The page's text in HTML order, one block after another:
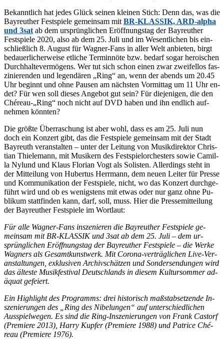
Be­kannt­lich hat je­des Glück sei­nen klei­nen Stich: Denn das, was die
Bay­reu­ther Fest­spie­le ge­mein­sam mit BR-KLAS­SIK, ARD-al­pha
und 3sat ab dem ur­sprüng­li­chen Er­öff­nungs­tag der Bay­reu­ther
Fest­spie­le 2020, also ab dem 25. Juli und im We­sent­li­chen bis ein­
schließ­lich 8. Au­gust für Wag­ner-Fans in al­ler Welt an­bie­ten, birgt
be­dau­er­li­cher­wei­se et­li­che Ter­min­nö­te bzw. be­darf so­gar he­roi­schen
Durch­hal­te­ver­mö­gens. Wer tut sich schon ei­nen zwar zwei­fel­los fas­
zi­nie­ren­den und le­gen­dä­ren „Ring“ an, wenn der abends um 20.45
Uhr be­ginnt und ohne Pau­sen am nächs­ten Vor­mit­tag um 11 Uhr en­
det? Für wen soll die­ses An­ge­bot gut sein? Für die­je­ni­gen, die den
Chéreau-„Ring“ noch nicht auf DVD ha­ben und ihn end­lich auf­
neh­men könnten?
Die größ­te Über­ra­schung ist aber wohl, dass es am 25. Juli nun
doch ein Kon­zert gibt, das die Fest­spie­le ge­mein­sam mit der Stadt
Bay­reuth ver­an­stal­ten – un­ter der Lei­tung von Mu­sik­di­rek­tor Chris­
ti­an Thie­le­mann, mit Mu­si­kern des Fest­spiel­or­ches­ters so­wie Ca­mil­
la Ny­lund und Klaus Flo­ri­an Vogt als So­lis­ten. Al­ler­dings steht in
der Mit­tei­lung von Hu­ber­tus Herr­mann, dem neu­en Lei­ter für Pres­se
und Kom­mu­ni­ka­ti­on der Fest­spie­le, nicht, wo das Kon­zert durch­ge­
führt wird und ob es we­nigs­tens mit et­was oder nur ganz ohne Pu­
bli­kum statt­fin­den kann, darf, soll, muss. Hier die Pres­se­mit­tei­lung
der Bay­reu­ther Fest­spie­le im Wortlaut:
Für alle Wag­ner-Fans in­sze­nie­ren die Bay­reu­ther Fest­spie­le ge­
mein­sam mit BR-KLAS­SIK und 3sat ab dem 25. Juli – dem ur­
sprüng­li­chen Er­öff­nungs­tag der Bay­reu­ther Fest­spie­le – die Wer­ke
Wag­ners als Ge­samt­kunst­werk. Mit Co­ro­na-ver­träg­li­chen Live-Ver­
an­stal­tun­gen, ex­klu­si­ven Ar­chiv­schät­zen und Son­der­sen­dun­gen wird
das äl­tes­te Mu­sik­fes­ti­val Deutsch­lands in die­sem Kul­tur­som­mer ad­
äquat gefeiert.
Ein High­light des Pro­gramms: drei his­to­risch maß­stab­set­zen­de In­
sze­nie­run­gen des „Ring des Ni­be­lun­gen“ auf un­ter­schied­li­chen
Aus­spiel­we­gen. Es sind die Ring-In­sze­nie­run­gen von Frank Cas­torf
(Pre­mie­re 2013), Har­ry Kup­fer (Pre­mie­re 1988) und Pa­tri­ce Ché­
reau (Pre­mie­re 1976).